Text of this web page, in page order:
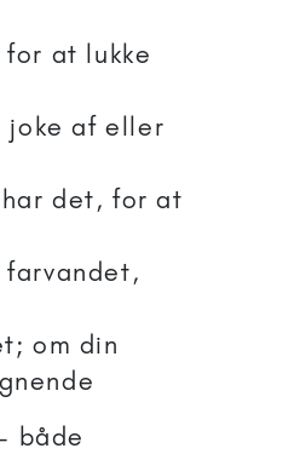
at lukke
joke af eller
det, for at
om din
både